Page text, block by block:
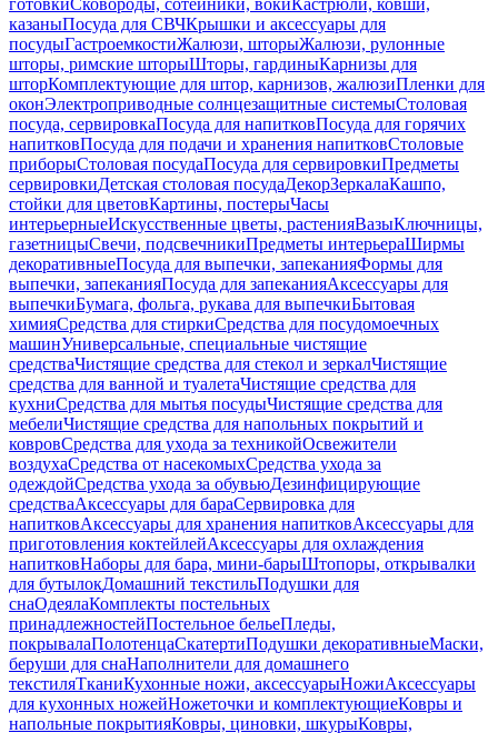
готовкиСковороды, сотейники, вокиКастрюли, ковши,
казаныПосуда для СВЧКрышки и аксессуары для
посудыГастроемкостиЖалюзи, шторыЖалюзи, рулонные
шторы, римские шторыШторы, гардиныКарнизы для
шторКомплектующие для штор, карнизов, жалюзиПленки для
оконЭлектроприводные солнцезащитные системыСтоловая
посуда, сервировкаПосуда для напитковПосуда для горячих
напитковПосуда для подачи и хранения напитковСтоловые
приборыСтоловая посудаПосуда для сервировкиПредметы
сервировкиДетская столовая посудаДекорЗеркалаКашпо,
стойки для цветовКартины, постерыЧасы
интерьерныеИскусственные цветы, растенияВазыКлючницы,
газетницыСвечи, подсвечникиПредметы интерьераШирмы
декоративныеПосуда для выпечки, запеканияФормы для
выпечки, запеканияПосуда для запеканияАксессуары для
выпечкиБумага, фольга, рукава для выпечкиБытовая
химияСредства для стиркиСредства для посудомоечных
машинУниверсальные, специальные чистящие
средстваЧистящие средства для стекол и зеркалЧистящие
средства для ванной и туалетаЧистящие средства для
кухниСредства для мытья посудыЧистящие средства для
мебелиЧистящие средства для напольных покрытий и
ковровСредства для ухода за техникойОсвежители
воздухаСредства от насекомыхСредства ухода за
одеждойСредства ухода за обувьюДезинфицирующие
средстваАксессуары для бараСервировка для
напитковАксессуары для хранения напитковАксессуары для
приготовления коктейлейАксессуары для охлаждения
напитковНаборы для бара, мини-барыШтопоры, открывалки
для бутылокДомашний текстильПодушки для
снаОдеялаКомплекты постельных
принадлежностейПостельное бельеПледы,
покрывалаПолотенцаСкатертиПодушки декоративныеМаски,
беруши для снаНаполнители для домашнего
текстиляТканиКухонные ножи, аксессуарыНожиАксессуары
для кухонных ножейНожеточки и комплектующиеКовры и
напольные покрытияКовры, циновки, шкурыКовры,